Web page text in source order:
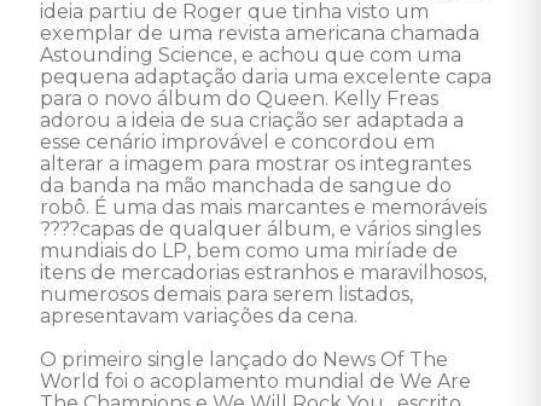
ideia partiu de Roger que tinha visto um
exemplar de uma revista americana chamada
Astounding Science, e achou que com uma
pequena adaptação daria uma excelente capa
para o novo álbum do Queen. Kelly Freas
adorou a ideia de sua criação ser adaptada a
esse cenário improvável e concordou em
alterar a imagem para mostrar os integrantes
da banda na mão manchada de sangue do
robô. É uma das mais marcantes e memoráveis
????capas de qualquer álbum, e vários singles
mundiais do LP, bem como uma miríade de
itens de mercadorias estranhos e maravilhosos,
numerosos demais para serem listados,
apresentavam variações da cena.
O primeiro single lançado do News Of The
World foi o acoplamento mundial de We Are